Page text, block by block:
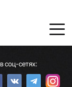
соц-сетях: